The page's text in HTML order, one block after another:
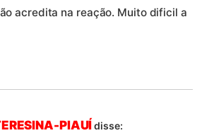
acredita na reação. Muito dificil a
PIAUÍdisse: